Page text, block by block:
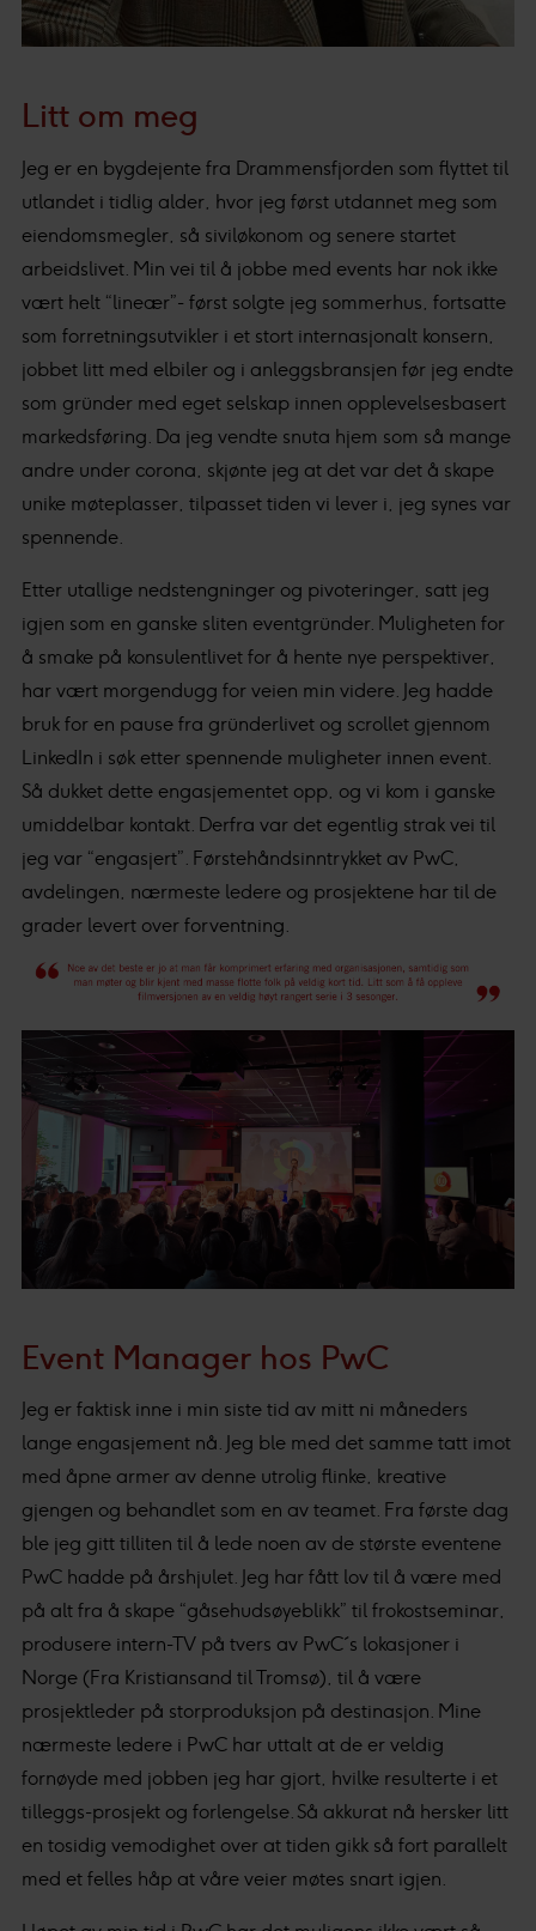
Litt om meg
Jeg er en bygdejente fra Drammensfjorden som flyttet til
utlandet i tidlig alder, hvor jeg først utdannet meg som
eiendomsmegler, så siviløkonom og senere startet
arbeidslivet. Min vei til å jobbe med events har nok ikke
vært helt “lineær”- først solgte jeg sommerhus, fortsatte
som forretningsutvikler i et stort internasjonalt konsern,
jobbet litt med elbiler og i anleggsbransjen før jeg endte
som gründer med eget selskap innen opplevelsesbasert
markedsføring. Da jeg vendte snuta hjem som så mange
andre under corona, skjønte jeg at det var det å skape
unike møteplasser, tilpasset tiden vi lever i, jeg synes var
spennende.
Etter utallige nedstengninger og pivoteringer, satt jeg
igjen som en ganske sliten eventgründer. Muligheten for
å smake på konsulentlivet for å hente nye perspektiver,
har vært morgendugg for veien min videre. Jeg hadde
bruk for en pause fra gründerlivet og scrollet gjennom
LinkedIn i søk etter spennende muligheter innen event.
Så dukket dette engasjementet opp, og vi kom i ganske
umiddelbar kontakt. Derfra var det egentlig strak vei til
jeg var “engasjert”. Førstehåndsinntrykket av PwC,
avdelingen, nærmeste ledere og prosjektene har til de
grader levert over forventning.
Event Manager hos PwC
Jeg er faktisk inne i min siste tid av mitt ni måneders
lange engasjement nå. Jeg ble med det samme tatt imot
med åpne armer av denne utrolig flinke, kreative
gjengen og behandlet som en av teamet. Fra første dag
ble jeg gitt tilliten til å lede noen av de største eventene
PwC hadde på årshjulet. Jeg har fått lov til å være med
på alt fra å skape “gåsehudsøyeblikk” til frokostseminar,
produsere intern-TV på tvers av PwC´s lokasjoner i
Norge (Fra Kristiansand til Tromsø), til å være
prosjektleder på storproduksjon på destinasjon. Mine
nærmeste ledere i PwC har uttalt at de er veldig
fornøyde med jobben jeg har gjort, hvilke resulterte i et
tilleggs-prosjekt og forlengelse. Så akkurat nå hersker litt
en tosidig vemodighet over at tiden gikk så fort parallelt
med et felles håp at våre veier møtes snart igjen.